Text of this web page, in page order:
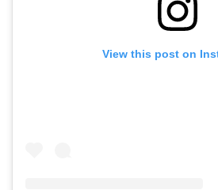
View this post on